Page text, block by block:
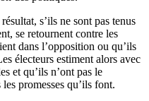
s’ils ne sont pas tenus
se retournent contre les
dans l’opposition ou qu’ils
électeurs estiment alors avec
et qu’ils n’ont pas le
promesses qu’ils font.